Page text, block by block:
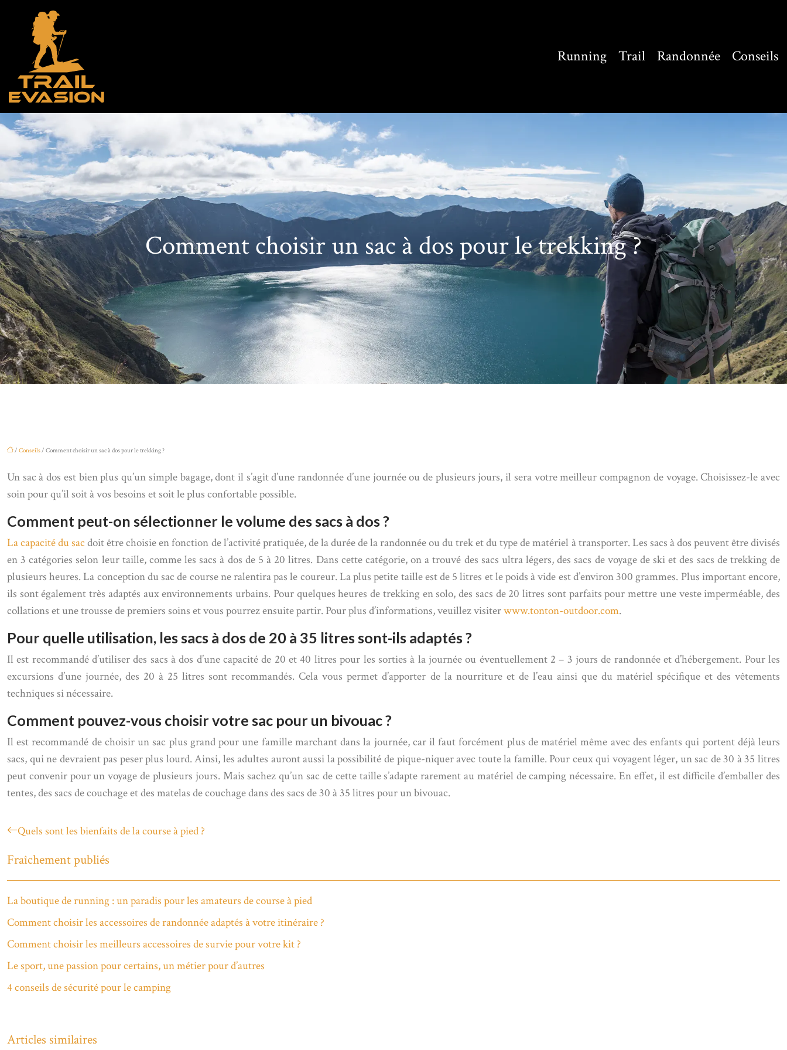
Running Trail Randonnée Conseils
Comment choisir un sac à dos pour le trekking ?
/ Conseils/ Comment choisir un sac à dos pour le trekking ?
Un sac à dos est bien plus qu’un simple bagage, dont il s’agit d’une randonnée d’une journée ou de plusieurs jours, il sera votre meilleur compagnon de voyage. Choisissez-le avec
soin pour qu’il soit à vos besoins et soit le plus confortable possible.
Comment peut-on sélectionner le volume des sacs à dos ?
La capacité du sacdoit être choisie en fonction de l’activité pratiquée, de la durée de la randonnée ou du trek et du type de matériel à transporter. Les sacs à dos peuvent être divisés
en 3 catégories selon leur taille, comme les sacs à dos de 5 à 20 litres. Dans cette catégorie, on a trouvé des sacs ultra légers, des sacs de voyage de ski et des sacs de trekking de
plusieurs heures. La conception du sac de course ne ralentira pas le coureur. La plus petite taille est de 5 litres et le poids à vide est d’environ 300 grammes. Plus important encore,
ils sont également très adaptés aux environnements urbains. Pour quelques heures de trekking en solo, des sacs de 20 litres sont parfaits pour mettre une veste imperméable, des
collations et une trousse de premiers soins et vous pourrez ensuite partir. Pour plus d’informations, veuillez visiterwww.tonton-outdoor.com.
Pour quelle utilisation, les sacs à dos de 20 à 35 litres sont-ils adaptés ?
Il est recommandé d’utiliser des sacs à dos d’une capacité de 20 et 40 litres pour les sorties à la journée ou éventuellement 2 – 3 jours de randonnée et d’hébergement. Pour les
excursions d’une journée, des 20 à 25 litres sont recommandés. Cela vous permet d’apporter de la nourriture et de l’eau ainsi que du matériel spécifique et des vêtements
techniques si nécessaire.
Comment pouvez-vous choisir votre sac pour un bivouac ?
Il est recommandé de choisir un sac plus grand pour une famille marchant dans la journée, car il faut forcément plus de matériel même avec des enfants qui portent déjà leurs
sacs, qui ne devraient pas peser plus lourd. Ainsi, les adultes auront aussi la possibilité de pique-niquer avec toute la famille. Pour ceux qui voyagent léger, un sac de 30 à 35 litres
peut convenir pour un voyage de plusieurs jours. Mais sachez qu’un sac de cette taille s’adapte rarement au matériel de camping nécessaire. En effet, il est difficile d’emballer des
tentes, des sacs de couchage et des matelas de couchage dans des sacs de 30 à 35 litres pour un bivouac.
Quels sont les bienfaits de la course à pied ?
Fraîchement publiés
La boutique de running : un paradis pour les amateurs de course à pied
Comment choisir les accessoires de randonnée adaptés à votre itinéraire ?
Comment choisir les meilleurs accessoires de survie pour votre kit ?
Le sport, une passion pour certains, un métier pour d’autres
4 conseils de sécurité pour le camping
Articles similaires